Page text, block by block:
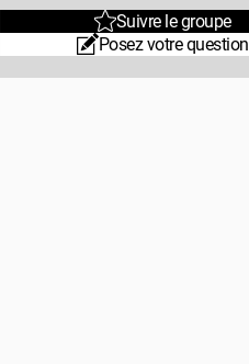
Suivre le groupe
Posez votre question